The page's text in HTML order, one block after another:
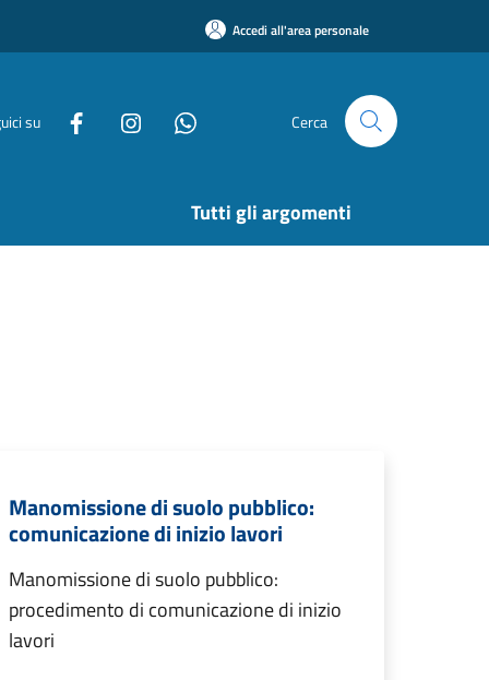
Accedi all'area personale
su Cerca
Tutti gli argomenti
Manomissione di suolo pubblico:
comunicazione di inizio lavori
Manomissione di suolo pubblico:
procedimento di comunicazione di inizio
lavori